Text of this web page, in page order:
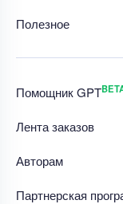
Полезное
Помощник GPT
Лента заказов
Авторам
Партнерская